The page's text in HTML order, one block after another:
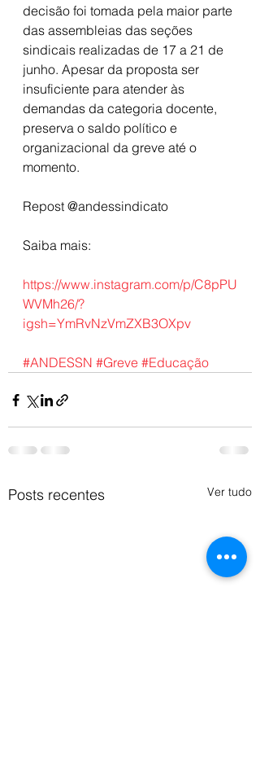
decisão foi tomada pela maior parte
das assembleias das seções
sindicais realizadas de 17 a 21 de
junho. Apesar da proposta ser
insuficiente para atender às
demandas da categoria docente,
preserva o saldo político e
organizacional da greve até o
momento.
Repost @andessindicato
Saiba mais:
https://www.instagram.com/p/C8pPU
WVMh26/?
igsh=YmRvNzVmZXB3OXpv
#ANDESSN #Greve #Educação
Posts recentes Ver tudo